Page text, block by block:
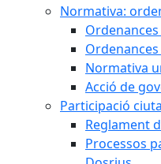
Normativa:
Normativa
Acció de
Participació
Reglament
Processos